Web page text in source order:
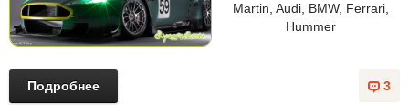
Martin, Audi, BMW, Ferrari,
Hummer
3
Подробнее